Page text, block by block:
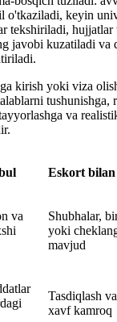
o'tkaziladi, keyin
tekshiriladi, hujjatlar
javobi kuzatiladi va
kirish yoki viza
tushunishga,
va
Eskort
va
Shubhalar,
yoki
mavjud
Tasdiqlash
xavf kamroq